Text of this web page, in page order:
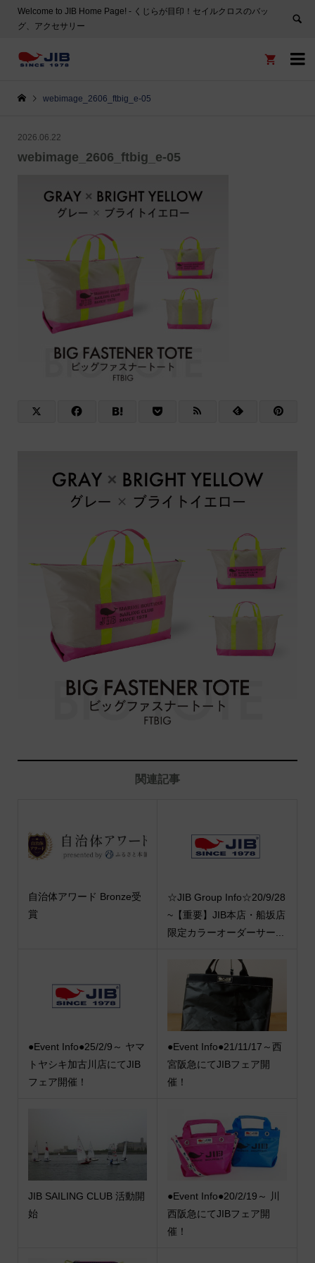
Welcome to JIB Home Page! ‐ くじらが目印！セイルクロスのバッ
グ、アクセサリー


webimage_2606_ftbig_e-05
2026.06.22
webimage_2606_ftbig_e-05
関連記事
自治体アワード Bronze受
賞
☆JIB Group Info☆20/9/28
~【重要】JIB本店・船坂店
限定カラーオーダーサー...
●Event Info●25/2/9～ ヤマ
トヤシキ加古川店にてJIB
フェア開催！
●Event Info●21/11/17～西
宮阪急にてJIBフェア開
催！
JIB SAILING CLUB 活動開
始
●Event Info●20/2/19～ 川
西阪急にてJIBフェア開
催！